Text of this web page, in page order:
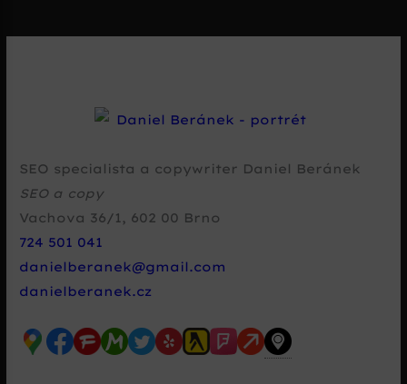
SEO specialista a copywriter Daniel Beránek
SEO a copy
Vachova 36/1 , 602 00 Brno
724 501 041
danielberanek@gmail.com
danielberanek.cz